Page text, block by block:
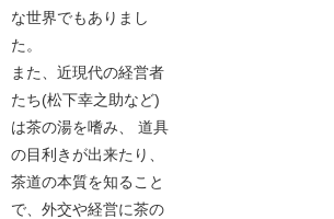
な世界でもありまし
た。
また、近現代の経営者
たち(松下幸之助など)
は茶の湯を嗜み、 道具
の目利きが出来たり、
茶道の本質を知ること
で、外交や経営に茶の